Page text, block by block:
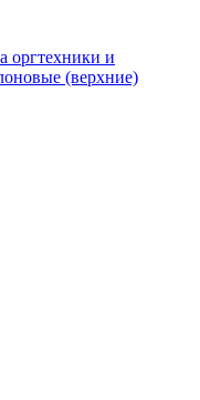
оргтехники и
(верхние)